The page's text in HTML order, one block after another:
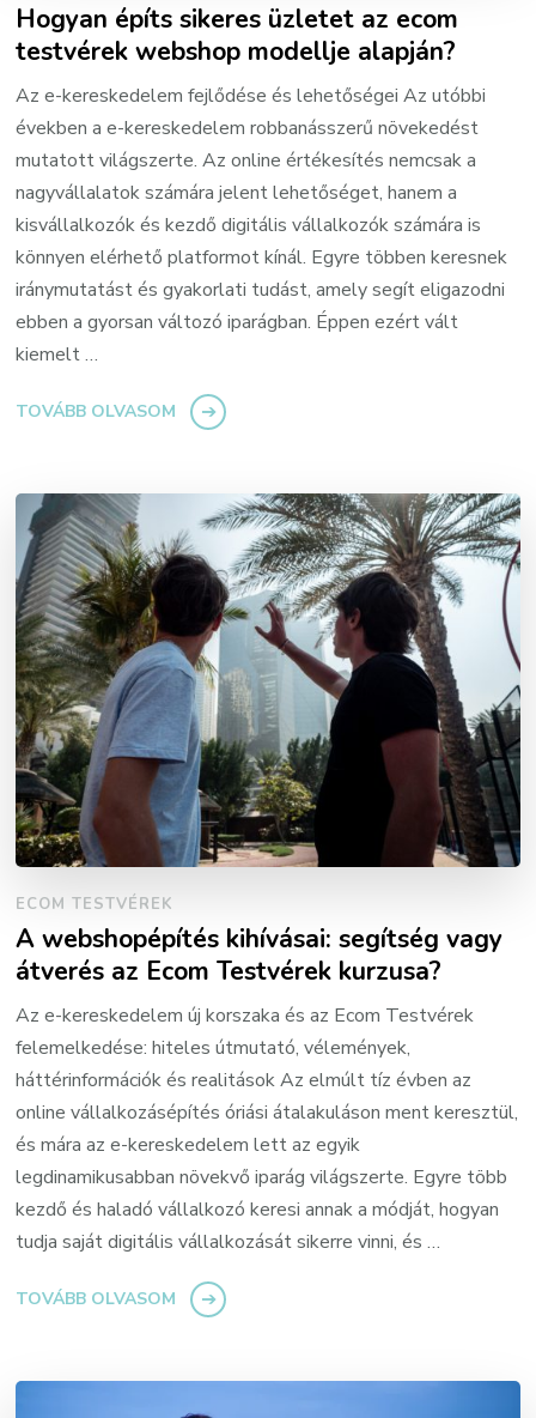
Hogyan építs sikeres üzletet az ecom
testvérek webshop modellje alapján?
Az e-kereskedelem fejlődése és lehetőségei Az utóbbi
években a e-kereskedelem robbanásszerű növekedést
mutatott világszerte. Az online értékesítés nemcsak a
nagyvállalatok számára jelent lehetőséget, hanem a
kisvállalkozók és kezdő digitális vállalkozók számára is
könnyen elérhető platformot kínál. Egyre többen keresnek
iránymutatást és gyakorlati tudást, amely segít eligazodni
ebben a gyorsan változó iparágban. Éppen ezért vált
kiemelt …
TOVÁBB OLVASOM
ECOM TESTVÉREK
A webshopépítés kihívásai: segítség vagy
átverés az Ecom Testvérek kurzusa?
Az e-kereskedelem új korszaka és az Ecom Testvérek
felemelkedése: hiteles útmutató, vélemények,
háttérinformációk és realitások Az elmúlt tíz évben az
online vállalkozásépítés óriási átalakuláson ment keresztül,
és mára az e-kereskedelem lett az egyik
legdinamikusabban növekvő iparág világszerte. Egyre több
kezdő és haladó vállalkozó keresi annak a módját, hogyan
tudja saját digitális vállalkozását sikerre vinni, és …
TOVÁBB OLVASOM